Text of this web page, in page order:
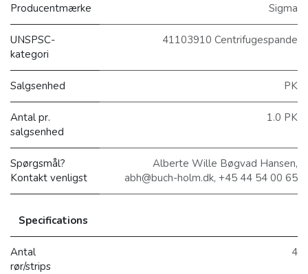
Producentmærke Sigma
UNSPSC-
kategori
41103910 Centrifugespande
Salgsenhed PK
Antal pr.
salgsenhed
1.0 PK
Spørgsmål?
Kontakt venligst
Alberte Wille Bøgvad Hansen,
abh@buch-holm.dk, +45 44 54 00 65
Specifications
Antal
rør/strips
4